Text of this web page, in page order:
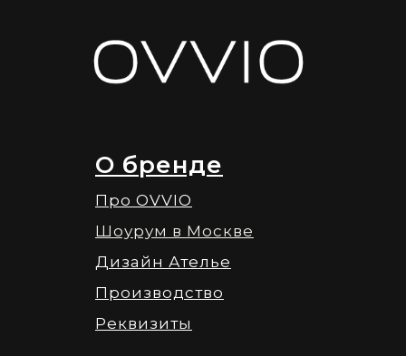
Про OVVIO
Шоурум в Москве
Дизайн Ателье
Производство
Реквизиты
О бренде